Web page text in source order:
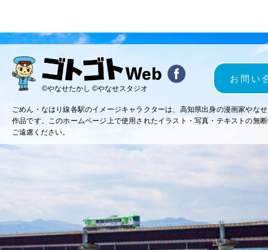
©やなせたかし ©やなせスタジオ
お問い
ごめん・なはり線各駅のイメージキャラクターは、高知県出身の漫画家やな
作品です。このホームページ上で使用されたイラスト・写真・テキストの無
ご遠慮ください。